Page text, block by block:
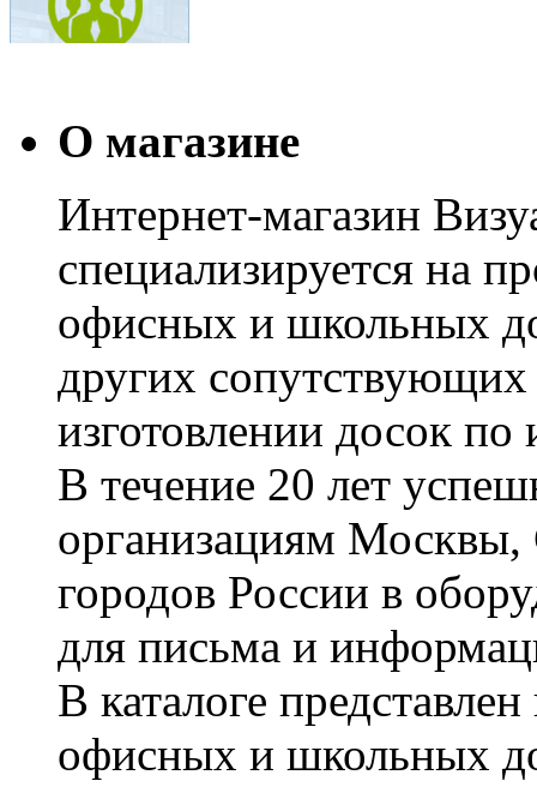
О магазине
Интернет-магазин
специализируется на
офисных и школьных
других сопутствующих
изготовлении досок по
В течение 20 лет
организациям Москвы,
городов России в
для письма и
В каталоге
офисных и школьных